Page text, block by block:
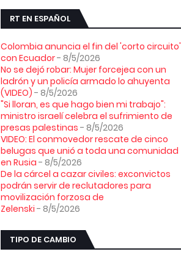
RT EN ESPAÑOL
Colombia anuncia el fin del 'corto circuito'
con Ecuador- 8/5/2026
No se dejó robar: Mujer forcejea con un
ladrón y un policía armado lo ahuyenta
(VIDEO) - 8/5/2026
"Si lloran, es que hago bien mi trabajo":
ministro israelí celebra el sufrimiento de
presas palestinas - 8/5/2026
VIDEO: El conmovedor rescate de cinco
belugas que unió a toda una comunidad
en Rusia - 8/5/2026
De la cárcel a cazar civiles: exconvictos
podrán servir de reclutadores para
movilización forzosa de
Zelenski - 8/5/2026
TIPO DE CAMBIO